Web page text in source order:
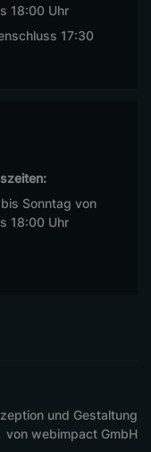
18:00 Uhr
17:30
Sonntag von
18:00 Uhr
und Gestaltung
von webimpact GmbH